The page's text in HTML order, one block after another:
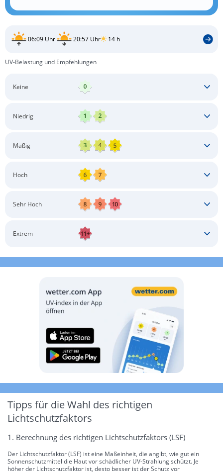
06:09 Uhr 20:57 Uhr 14 h
UV-Belastung und Empfehlungen
Keine
Niedrig
Mäßig
Langärmlige Bekleidung
Hoch
Langärmlige Bekleidung
Sonnenbrille
Sehr Hoch
Langärmlige Bekleidung
Extrem
Tipps für die Wahl des richtigen
Lichtschutzfaktors
1. Berechnung des richtigen Lichtschutzfaktors (LSF)
Der Lichtschutzfaktor (LSF) ist eine Maßeinheit, die angibt, wie gut ein
Sonnenschutzmittel die Haut vor schädlicher UV-Strahlung schützt. Je
höher der Lichtschutzfaktor ist, desto besser ist der Schutz vor